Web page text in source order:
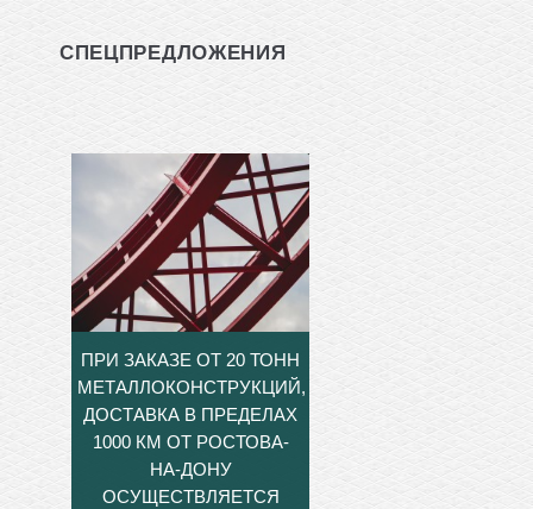
СПЕЦПРЕДЛОЖЕНИЯ
ПРИ ЗАКАЗЕ ОТ 20 ТОНН
МЕТАЛЛОКОНСТРУКЦИЙ,
ДОСТАВКА В ПРЕДЕЛАХ
1000 КМ ОТ РОСТОВА-
НА-ДОНУ
ОСУЩЕСТВЛЯЕТСЯ